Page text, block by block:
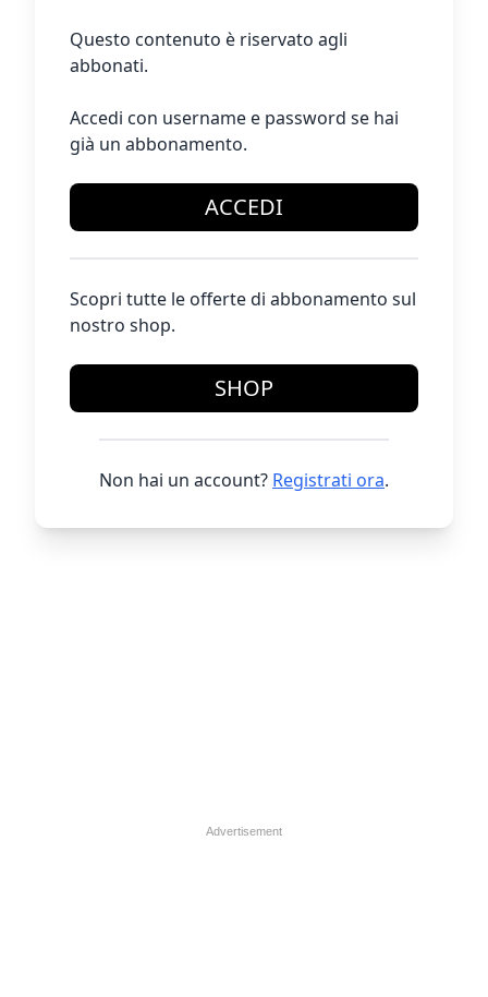
Questo contenuto è riservato agli
abbonati.
Accedi con username e password se hai
già un abbonamento.
ACCEDI
Scopri tutte le offerte di abbonamento sul
nostro shop.
SHOP
Non hai un account? Registrati ora.